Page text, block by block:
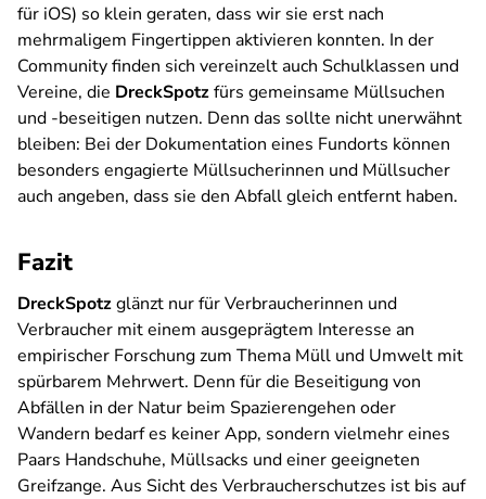
für iOS) so klein geraten, dass wir sie erst nach
mehrmaligem Fingertippen aktivieren konnten. In der
Community finden sich vereinzelt auch Schulklassen und
Vereine, die DreckSpotzfürs gemeinsame Müllsuchen
und -beseitigen nutzen. Denn das sollte nicht unerwähnt
bleiben: Bei der Dokumentation eines Fundorts können
besonders engagierte Müllsucherinnen und Müllsucher
auch angeben, dass sie den Abfall gleich entfernt haben.
Fazit
DreckSpotzglänzt nur für Verbraucherinnen und
Verbraucher mit einem ausgeprägtem Interesse an
empirischer Forschung zum Thema Müll und Umwelt mit
spürbarem Mehrwert. Denn für die Beseitigung von
Abfällen in der Natur beim Spazierengehen oder
Wandern bedarf es keiner App, sondern vielmehr eines
Paars Handschuhe, Müllsacks und einer geeigneten
Greifzange. Aus Sicht des Verbraucherschutzes ist bis auf